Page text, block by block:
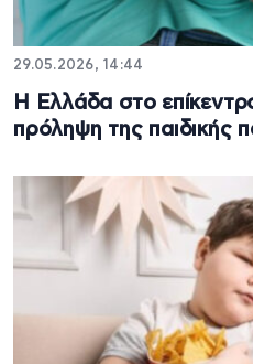
29.05.2026, 14:44
Η Ελλάδα στο
πρόληψη της παιδικής